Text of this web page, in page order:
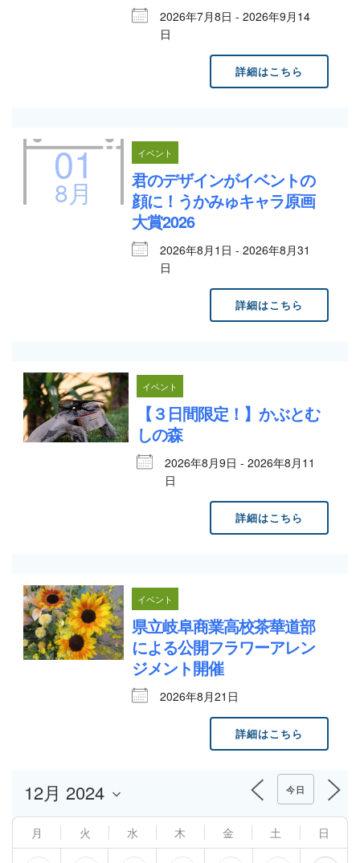
2026年7月8日 - 2026年9月14
日
詳細はこちら
01
8月
イベント
君のデザインがイベントの
顔に！うかみゅキャラ原画
大賞2026
2026年8月1日 - 2026年8月31
日
詳細はこちら
イベント
【３日間限定！】かぶとむ
しの森
2026年8月9日 - 2026年8月11
日
詳細はこちら
イベント
県立岐阜商業高校茶華道部
による公開フラワーアレン
ジメント開催
2026年8月21日
詳細はこちら
今日
月 火 水 木 金 土 日